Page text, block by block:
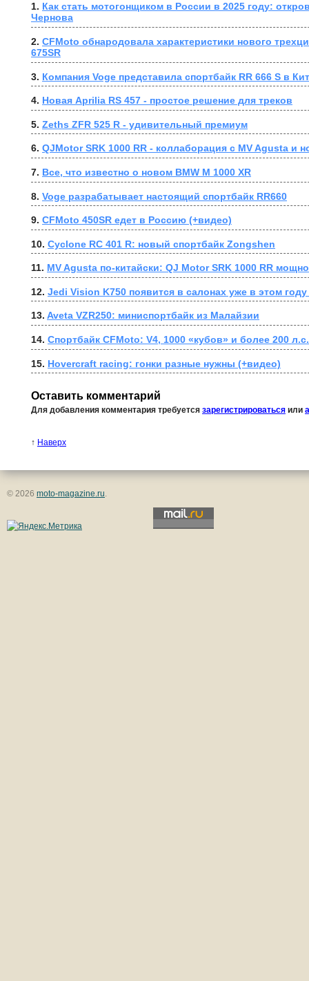
1. Как стать мотогонщиком в России в 2025 году:
Чернова
2. CFMoto обнародовала характеристики нового
675SR
3. Компания Voge представила спортбайк RR 666 S в
4. Новая Aprilia RS 457 - простое решение для треков
5. Zeths ZFR 525 R - удивительный премиум
6. QJMotor SRK 1000 RR - коллаборация с MV Agusta и
7. Все, что известно о новом BMW M 1000 XR
8. Voge разрабатывает настоящий спортбайк RR660
9. CFMoto 450SR едет в Россию (+видео)
10. Cyclone RC 401 R: новый спортбайк Zongshen
11. MV Agusta по-китайски: QJ Motor SRK 1000 RR
12. Jedi Vision K750 появится в салонах уже в этом
13. Aveta VZR250: миниспортбайк из Малайзии
14. Спортбайк CFMoto: V4, 1000 «кубов» и более 200 л.с.
15. Hovercraft racing: гонки разные нужны (+видео)
Оставить комментарий
Для добавления комментария требуется зарегистрироваться или
↑ Наверх
© 2026 moto-magazine.ru.